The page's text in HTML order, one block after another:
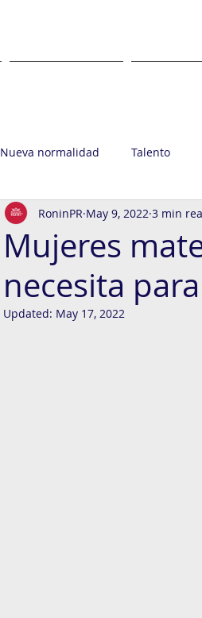
Nueva normalidad Talento
Casa Ronin Grupo Ronin
Mujeres
necesita
RoninPR May 9, 2022 3 min
Updated: May 17, 2022